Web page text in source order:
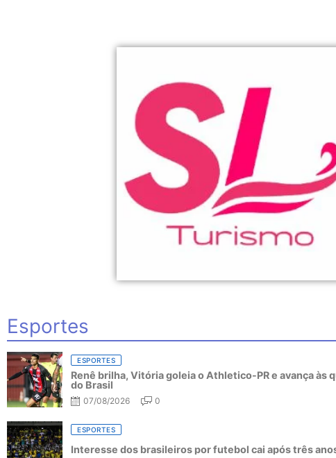
Esportes
ESPORTES
Renê brilha, Vitória goleia o Athletico-PR e avança às
do Brasil
07/08/2026 0
ESPORTES
Interesse dos brasileiros por futebol cai após três